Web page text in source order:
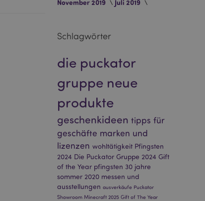
November 2019
Juli 2019
Schlagwörter
die puckator
gruppe neue
produkte
geschenkideen tipps für
geschäfte marken und
lizenzen wohltätigkeit Pfingsten
2024 Die Puckator Gruppe 2024 Gift
of the Year pfingsten 30 jahre
sommer 2020 messen und
ausstellungen ausverkäufe Puckator
Showroom Minecraft 2025 Gift of The Year